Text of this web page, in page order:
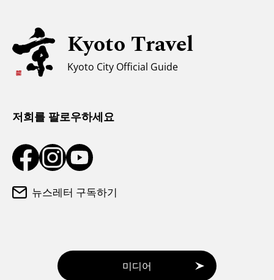
유니버설 관광
무슬림을 위한 정보
날씨와 옷차림
Kyoto Travel
Kyoto City Official Guide
저희를 팔로우하세요
뉴스레터 구독하기
미디어